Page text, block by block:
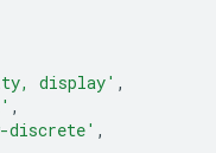
display' ,
,
discrete' ,